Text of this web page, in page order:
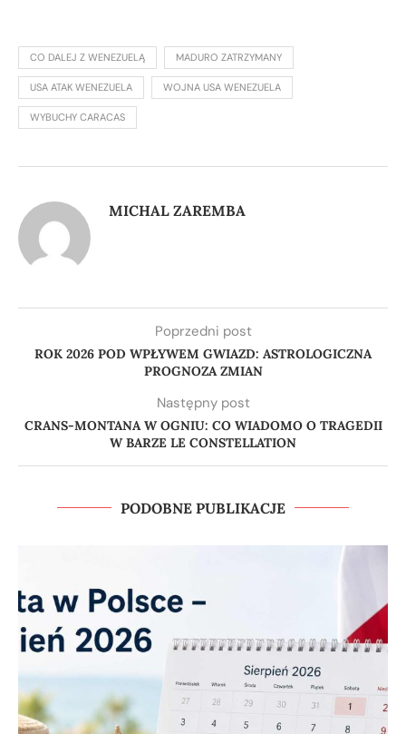
CO DALEJ Z WENEZUELĄ MADURO ZATRZYMANY
USA ATAK WENEZUELA WOJNA USA WENEZUELA
WYBUCHY CARACAS
MICHAL ZAREMBA
Poprzedni post
ROK 2026 POD WPŁYWEM GWIAZD: ASTROLOGICZNA
PROGNOZA ZMIAN
Następny post
CRANS-MONTANA W OGNIU: CO WIADOMO O TRAGEDII
W BARZE LE CONSTELLATION
PODOBNE PUBLIKACJE